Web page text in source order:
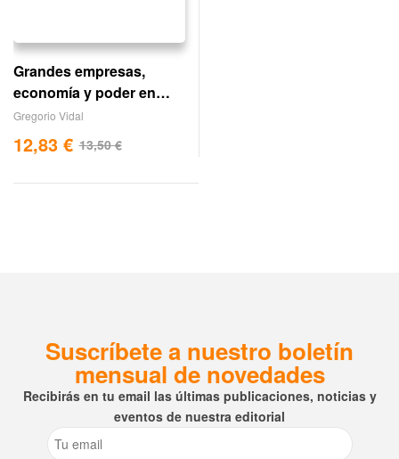
Grandes empresas,
economía y poder en
méxico
Gregorio Vidal
13,50€
12,83 €
Suscríbete a nuestro boletín
mensual de novedades
Recibirás en tu email las últimas publicaciones, noticias y
eventos de nuestra editorial
Email